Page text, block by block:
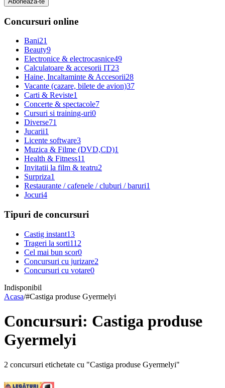
Concursuri online
Bani21
Beauty9
Electronice & electrocasnice49
Calculatoare & accesorii IT23
Haine, Incaltaminte & Accesorii28
Vacante (cazare, bilete de avion)37
Carti & Reviste1
Concerte & spectacole7
Cursuri si training-uri0
Diverse71
Jucarii1
Licente software3
Muzica & Filme (DVD,CD)1
Health & Fitness11
Invitatii la film & teatru2
Surpriza1
Restaurante / cafenele / cluburi / baruri1
Jocuri4
Tipuri de concursuri
Castig instant13
Trageri la sorti112
Cel mai bun scor0
Concursuri cu jurizare2
Concursuri cu votare0
Indisponibil
Acasa/#Castiga produse Gyermelyi
Concursuri: Castiga produse
Gyermelyi
2 concursuri etichetate cu "Castiga produse Gyermelyi"